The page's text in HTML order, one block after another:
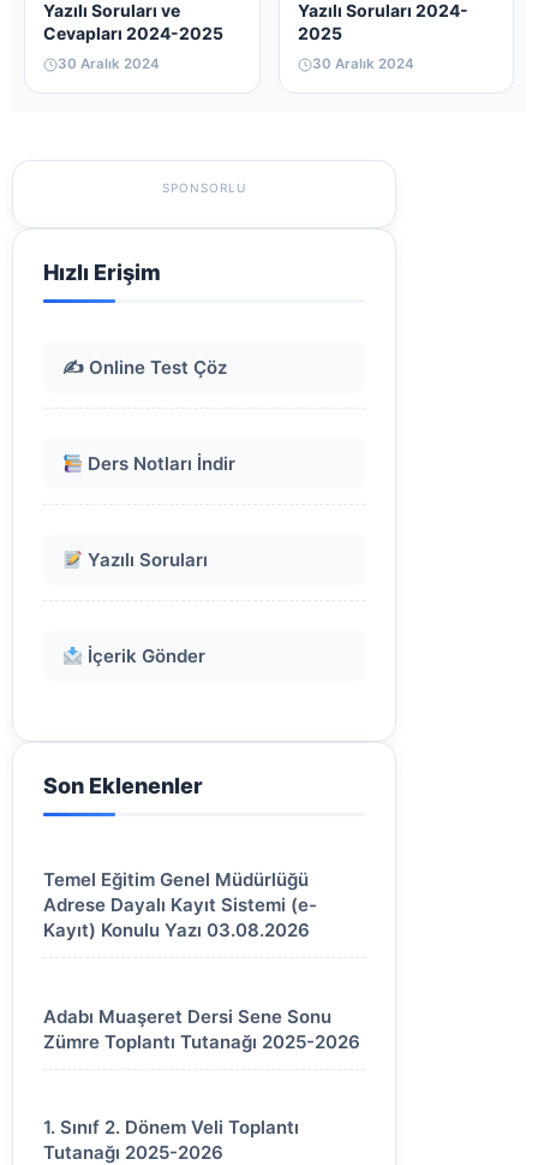
Yazılı Soruları ve
Cevapları 2024-2025
30 Aralık 2024
Yazılı Soruları 2024-
2025
30 Aralık 2024
SPONSORLU
Hızlı Erişim
✍️ Online Test Çöz
Ders Notları İndir
Yazılı Soruları
İçerik Gönder
Son Eklenenler
Temel Eğitim Genel Müdürlüğü
Adrese Dayalı Kayıt Sistemi (e-
Kayıt) Konulu Yazı 03.08.2026
Adabı Muaşeret Dersi Sene Sonu
Zümre Toplantı Tutanağı 2025-2026
1. Sınıf 2. Dönem Veli Toplantı
Tutanağı 2025-2026